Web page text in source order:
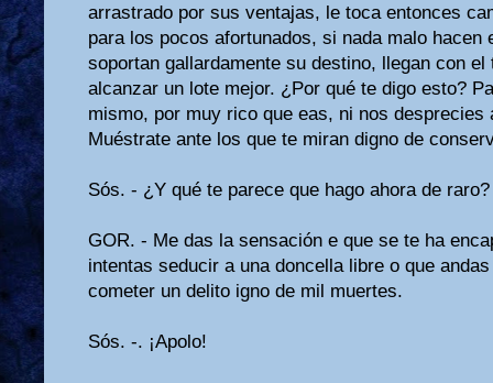
arrastrado por sus ventajas, le toca entonces
para los pocos afortunados, si nada malo hacen
soportan gallardamente su destino, llegan con
alcanzar un lote mejor. ¿Por qué te digo esto?
mismo, por muy rico que eas, ni nos
Muéstrate ante los que te miran digno de
Sós. - ¿Y qué te parece que hago ahora de raro?
GOR. - Me das la sensación e que se te ha
intentas seducir a una doncella li­bre o que
cometer un delito igno de mil muertes.
Sós. -. ¡Apolo!